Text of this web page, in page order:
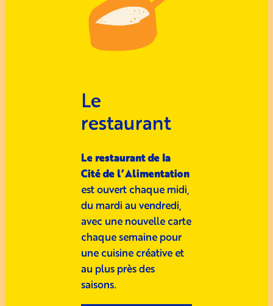
Le
restaurant
Le restaurant de la
Cité de l’Alimentation
est ouvert chaque midi,
du mardi au vendredi,
avec une nouvelle carte
chaque semaine pour
une cuisine créative et
au plus près des
saisons.